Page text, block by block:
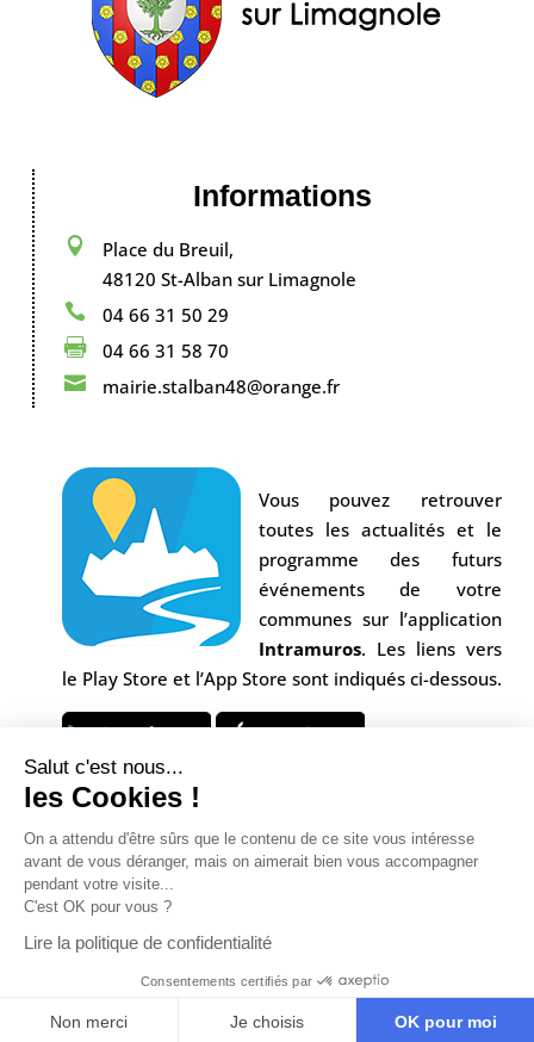
Salut c'est nous...
les Cookies !
On a attendu d'être sûrs que le contenu de ce site vous intéresse
avant de vous déranger, mais on aimerait bien vous accompagner
pendant votre visite...
C'est OK pour vous ?
Lire la politique de confidentialité
Consentements certifiés par
Non merci Je choisis OK pour moi
Informations

Place du Breuil,
48120 St-Alban sur Limagnole
 04 66 31 50 29
 04 66 31 58 70
 mairie.stalban48@orange.fr
Vous pouvez retrouver
toutes les actualités et le
programme des futurs
événements de votre
communes sur l’application
Intramuros. Les liens vers
le Play Store et l’App Store sont indiqués ci-dessous.
Conception AgenceMultiweb
Confidentialité